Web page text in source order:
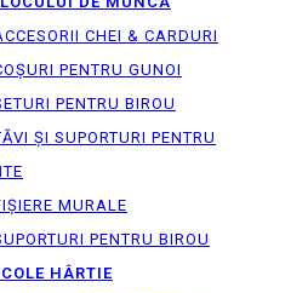
CHEI & СARDURI
PENTRU GUNOI
PENTRU BIROU
ȘI SUPORTURI PENTRU
MURALE
PENTRU BIROU
HÂRTIE